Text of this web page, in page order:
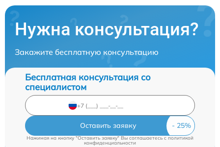
Нужна консультация?
Закажите бесплатную консультацию
Бесплатная консультация со
специалистом
Оставить заявку
Нажимая на кнопку "Оставить заявку" Вы соглашаетесь c политикой
конфиденциальности